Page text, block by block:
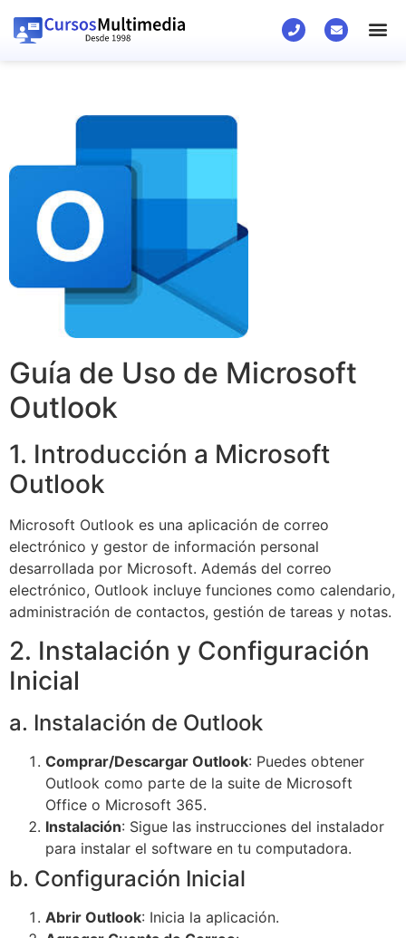
Guía de Uso de Microsoft
Outlook
1. Introducción a Microsoft
Outlook
Microsoft Outlook es una aplicación de correo
electrónico y gestor de información personal
desarrollada por Microsoft. Además del correo
electrónico, Outlook incluye funciones como calendario,
administración de contactos, gestión de tareas y notas.
2. Instalación y Configuración
Inicial
a. Instalación de Outlook
Comprar/Descargar Outlook: Puedes obtener
Outlook como parte de la suite de Microsoft
Office o Microsoft 365.
Instalación: Sigue las instrucciones del instalador
para instalar el software en tu computadora.
b. Configuración Inicial
Abrir Outlook: Inicia la aplicación.